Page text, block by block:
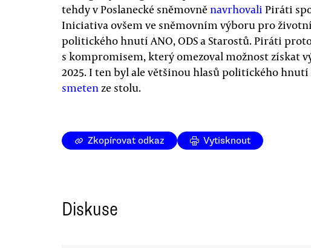
tehdy v Poslanecké sněmovněnavrhovali Piráti
Iniciativa ovšem ve sněmovním výboru pro
politického hnutí ANO, ODS a Starostů. Piráti
s kompromisem, který omezoval možnost získat
2025. I ten byl ale většinou hlasů politického hnutí
smetenze stolu.
Zkopírovat odkaz Vytisknout
Diskuse